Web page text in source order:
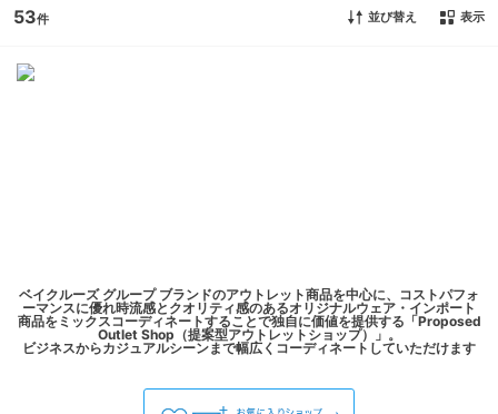
53 並び替え 表示
ベイクルーズ グループ ブランドのアウトレット商品を中心に、コストパフォ
ーマンスに優れ時流感とクオリティ感のあるオリジナルウェア・インポート
商品をミックスコーディネートすることで独自に価値を提供する「Proposed
Outlet Shop（提案型アウトレットショップ）」。